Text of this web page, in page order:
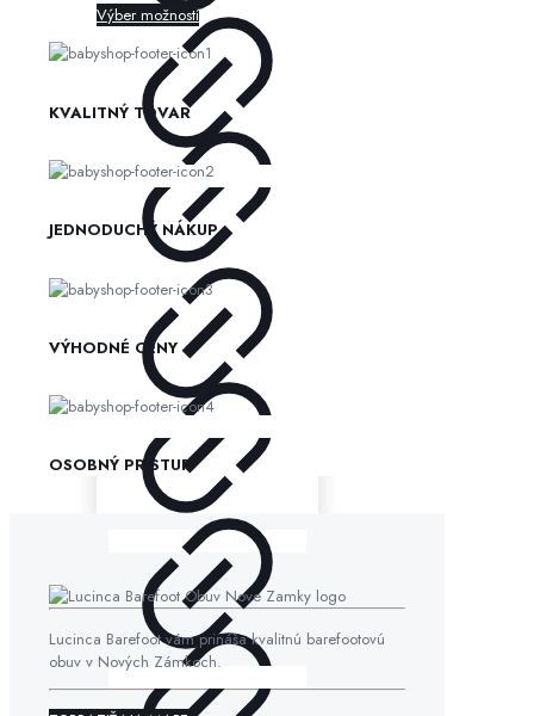
Výber možností
KVALITNÝ TOVAR
JEDNODUCHÝ NÁKUP
VÝHODNÉ CENY
OSOBNÝ PRÍSTUP
Lucinca Barefoot vám prináša kvalitnú barefootovú
obuv v Nových Zámkoch.